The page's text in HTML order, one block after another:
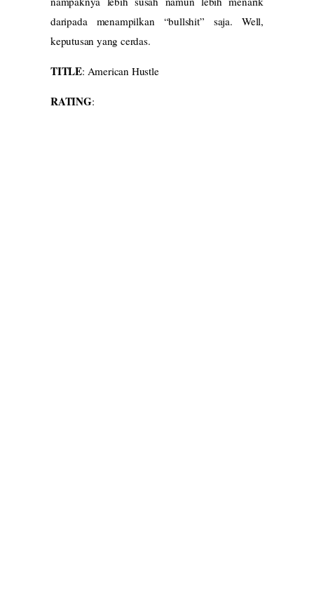
daripada menampilkan “bullshit” saja. Well,
keputusan yang cerdas.
TITLE: American Hustle
RATING: